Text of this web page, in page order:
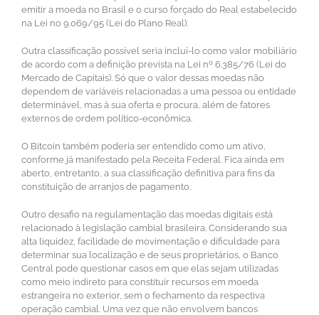
emitir a moeda no Brasil e o curso forçado do Real estabelecido
na Lei no 9.069/95 (Lei do Plano Real).
Outra classificação possível seria incluí-lo como valor mobiliário
de acordo com a definição prevista na Lei nº 6.385/76 (Lei do
Mercado de Capitais). Só que o valor dessas moedas não
dependem de variáveis relacionadas a uma pessoa ou entidade
determinável, mas à sua oferta e procura, além de fatores
externos de ordem político-econômica.
O Bitcoin também poderia ser entendido como um ativo,
conforme já manifestado pela Receita Federal. Fica ainda em
aberto, entretanto, a sua classificação definitiva para fins da
constituição de arranjos de pagamento.
Outro desafio na regulamentação das moedas digitais está
relacionado à legislação cambial brasileira. Considerando sua
alta liquidez, facilidade de movimentação e dificuldade para
determinar sua localização e de seus proprietários, o Banco
Central pode questionar casos em que elas sejam utilizadas
como meio indireto para constituir recursos em moeda
estrangeira no exterior, sem o fechamento da respectiva
operação cambial. Uma vez que não envolvem bancos